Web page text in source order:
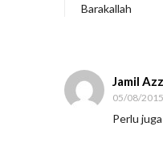
Barakallah
Jamil
05/08/
Perlu